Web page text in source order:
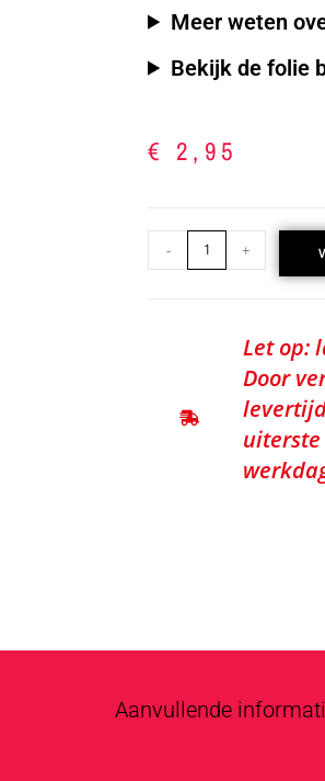
Meer weten
Bekijk de folie
€ 2,95
- +
Let op:
Door
Aanvullende